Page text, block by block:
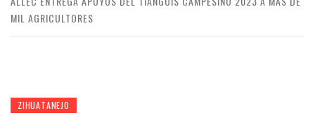
MIL AGRICULTORES
ZIHUATANEJO